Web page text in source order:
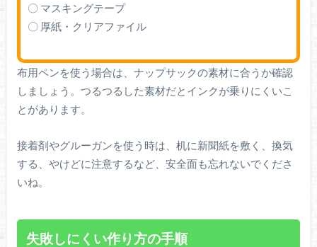
〇 マスキングテープ
〇 厚紙・クリアファイル
布用ペンを使う場合は、ナップサックの素材に合うか確認
しましょう。つるつるした素材だとインクが乗りにくいこ
とがあります。
接着剤やグルーガンを使う時は、机に新聞紙を敷く、換気
する、やけどに注意するなど、安全面も忘れないでくださ
いね。
失敗しにくい作り方の手順